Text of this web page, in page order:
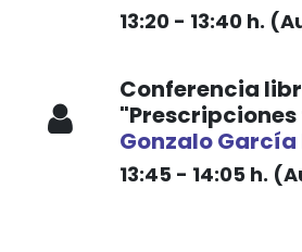
13:20 - 13:40 h.
Conferencia
Gonzalo
13:45 - 14:05 h.